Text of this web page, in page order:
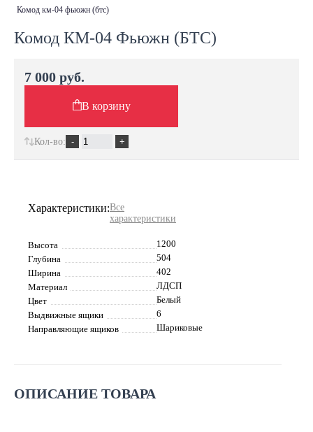
комод км-04 фьюжн (бтс)
Комод КМ-04 Фьюжн (БТС)
Характеристики:Все
характеристики
Высота
1200
Глубина
504
Ширина
402
Материал
ЛДСП
Цвет
Белый
Выдвижные ящики
6
Направляющие ящиков
Шариковые
ОПИСАНИЕ ТОВАРА
7 000 руб.
В корзину
Кол-во: